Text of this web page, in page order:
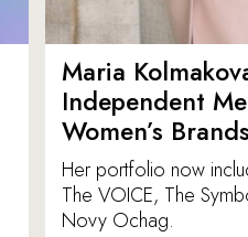
Maria
Independent
Women’s Brands
Her portfolio now
The VOICE, The
Novy Ochag.